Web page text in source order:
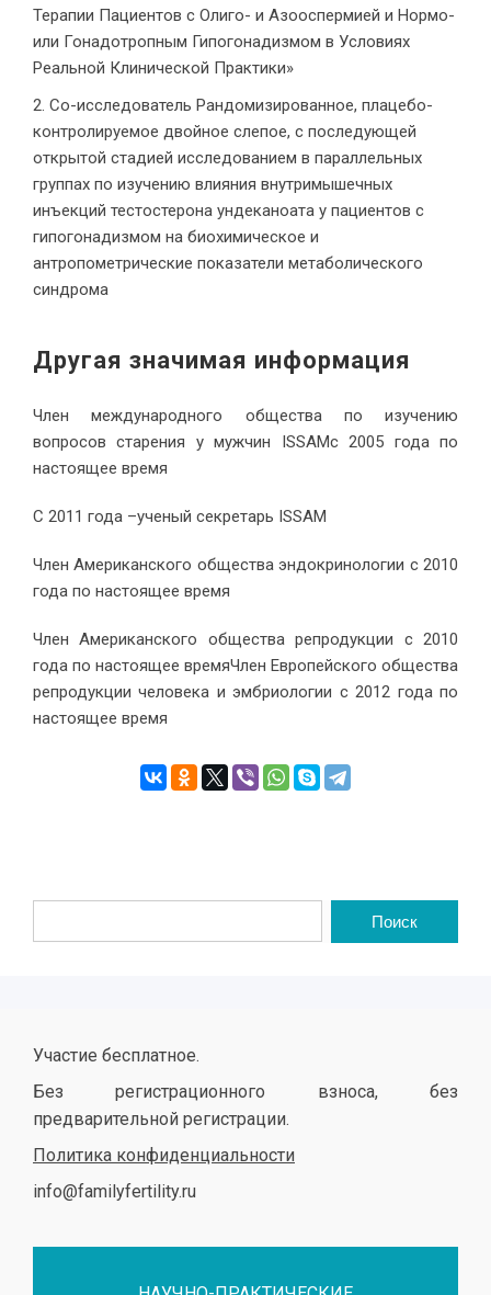
Терапии Пациентов с Олиго- и Азооспермией и Нормо-
или Гонадотропным Гипогонадизмом в Условиях
Реальной Клинической Практики»
Со-исследователь Рандомизированное, плацебо-
контролируемое двойное слепое, с последующей
открытой стадией исследованием в параллельных
группах по изучению влияния внутримышечных
инъекций тестостерона ундеканоата у пациентов с
гипогонадизмом на биохимическое и
антропометрические показатели метаболического
синдрома
Другая значимая информация
Член международного общества по изучению
вопросов старения у мужчин ISSAMс 2005 года по
настоящее время
С 2011 года –ученый секретарь ISSAM
Член Американского общества эндокринологии с 2010
года по настоящее время
Член Американского общества репродукции с 2010
года по настоящее времяЧлен Европейского общества
репродукции человека и эмбриологии с 2012 года по
настоящее время
Участие бесплатное.
Без регистрационного взноса, без
предварительной регистрации.
Политика конфиденциальности
info@familyfertility.ru